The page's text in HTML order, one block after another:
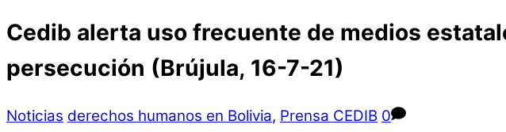
Cedib alerta uso frecuente de medios
persecución (Brújula, 16-7-21)
Noticias derechos humanos en Bolivia, Prensa CEDIB 0